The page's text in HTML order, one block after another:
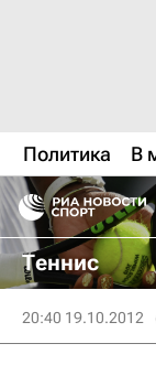
Политика В
Теннис
20:40 19.10.2012